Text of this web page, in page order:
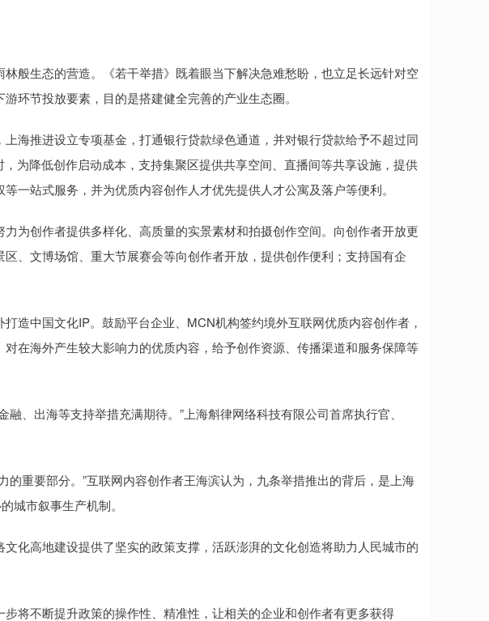
生态的营造。《若干举措》既着眼当下解决急难愁盼，也立足长远针对空
环节投放要素，目的是搭建健全完善的产业生态圈。
推进设立专项基金，打通银行贷款绿色通道，并对银行贷款给予不超过同
为降低创作启动成本，支持集聚区提供共享空间、直播间等共享设施，提供
一站式服务，并为优质内容创作人才优先提供人才公寓及落户等便利。
创作者提供多样化、高质量的实景素材和拍摄创作空间。向创作者开放更
、文博场馆、重大节展赛会等向创作者开放，提供创作便利；支持国有企
中国文化IP。鼓励平台企业、MCN机构签约境外互联网优质内容创作者，
在海外产生较大影响力的优质内容，给予创作资源、传播渠道和服务保障等
、出海等支持举措充满期待。”上海斛律网络科技有限公司首席执行官、
重要部分。”互联网内容创作者王海滨认为，九条举措推出的背后，是上海
城市叙事生产机制。
高地建设提供了坚实的政策支撑，活跃澎湃的文化创造将助力人民城市的
不断提升政策的操作性、精准性，让相关的企业和创作者有更多获得